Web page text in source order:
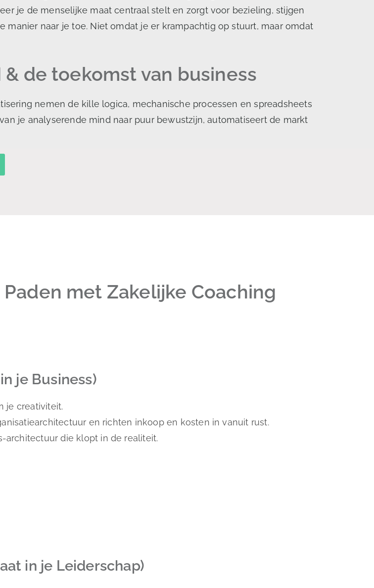
je de menselijke maat centraal stelt en zorgt voor bezieling, stijgen
naar je toe. Niet omdat je er krampachtig op stuurt, maar omdat
de toekomst van business
nemen de kille logica, mechanische processen en spreadsheets
je analyserende mind naar puur bewustzijn, automatiseert de markt
met Zakelijke Coaching
je Business)
je creativiteit.
en richten inkoop en kosten in vanuit rust.
architectuur die klopt in de realiteit.
in je Leiderschap)